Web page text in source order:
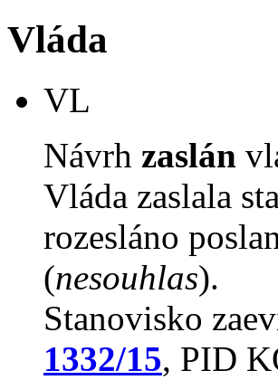
Vláda
VL
Návrh zaslán
Vláda zaslala
rozesláno
(nesouhlas).
Stanovisko
1332/15, PID